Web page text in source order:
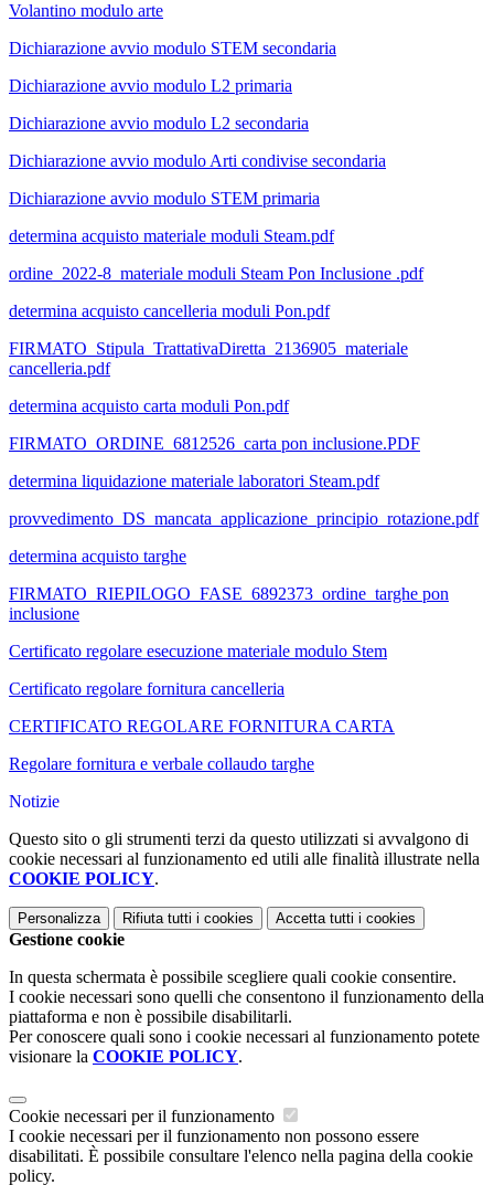
Volantino modulo arte
Dichiarazione avvio modulo STEM secondaria
Dichiarazione avvio modulo L2 primaria
Dichiarazione avvio modulo L2 secondaria
Dichiarazione avvio modulo Arti condivise secondaria
Dichiarazione avvio modulo STEM primaria
determina acquisto materiale moduli Steam.pdf
ordine_2022-8_materiale moduli Steam Pon Inclusione .pdf
determina acquisto cancelleria moduli Pon.pdf
FIRMATO_Stipula_TrattativaDiretta_2136905_materiale
cancelleria.pdf
determina acquisto carta moduli Pon.pdf
FIRMATO_ORDINE_6812526_carta pon inclusione.PDF
determina liquidazione materiale laboratori Steam.pdf
provvedimento_DS_mancata_applicazione_principio_rotazione.pdf
determina acquisto targhe
FIRMATO_RIEPILOGO_FASE_6892373_ordine_targhe pon
inclusione
Certificato regolare esecuzione materiale modulo Stem
Certificato regolare fornitura cancelleria
CERTIFICATO REGOLARE FORNITURA CARTA
Regolare fornitura e verbale collaudo targhe
Notizie
Questo sito o gli strumenti terzi da questo utilizzati si avvalgono di
cookie necessari al funzionamento ed utili alle finalità illustrate nella
COOKIE POLICY.
Personalizza Rifiuta tutti i cookies Accetta tutti i cookies
Gestione cookie
In questa schermata è possibile scegliere quali cookie consentire.
I cookie necessari sono quelli che consentono il funzionamento della
piattaforma e non è possibile disabilitarli.
Per conoscere quali sono i cookie necessari al funzionamento potete
visionare la COOKIE POLICY.
Cookie necessari per il funzionamento
I cookie necessari per il funzionamento non possono essere
disabilitati. È possibile consultare l'elenco nella pagina della cookie
policy.